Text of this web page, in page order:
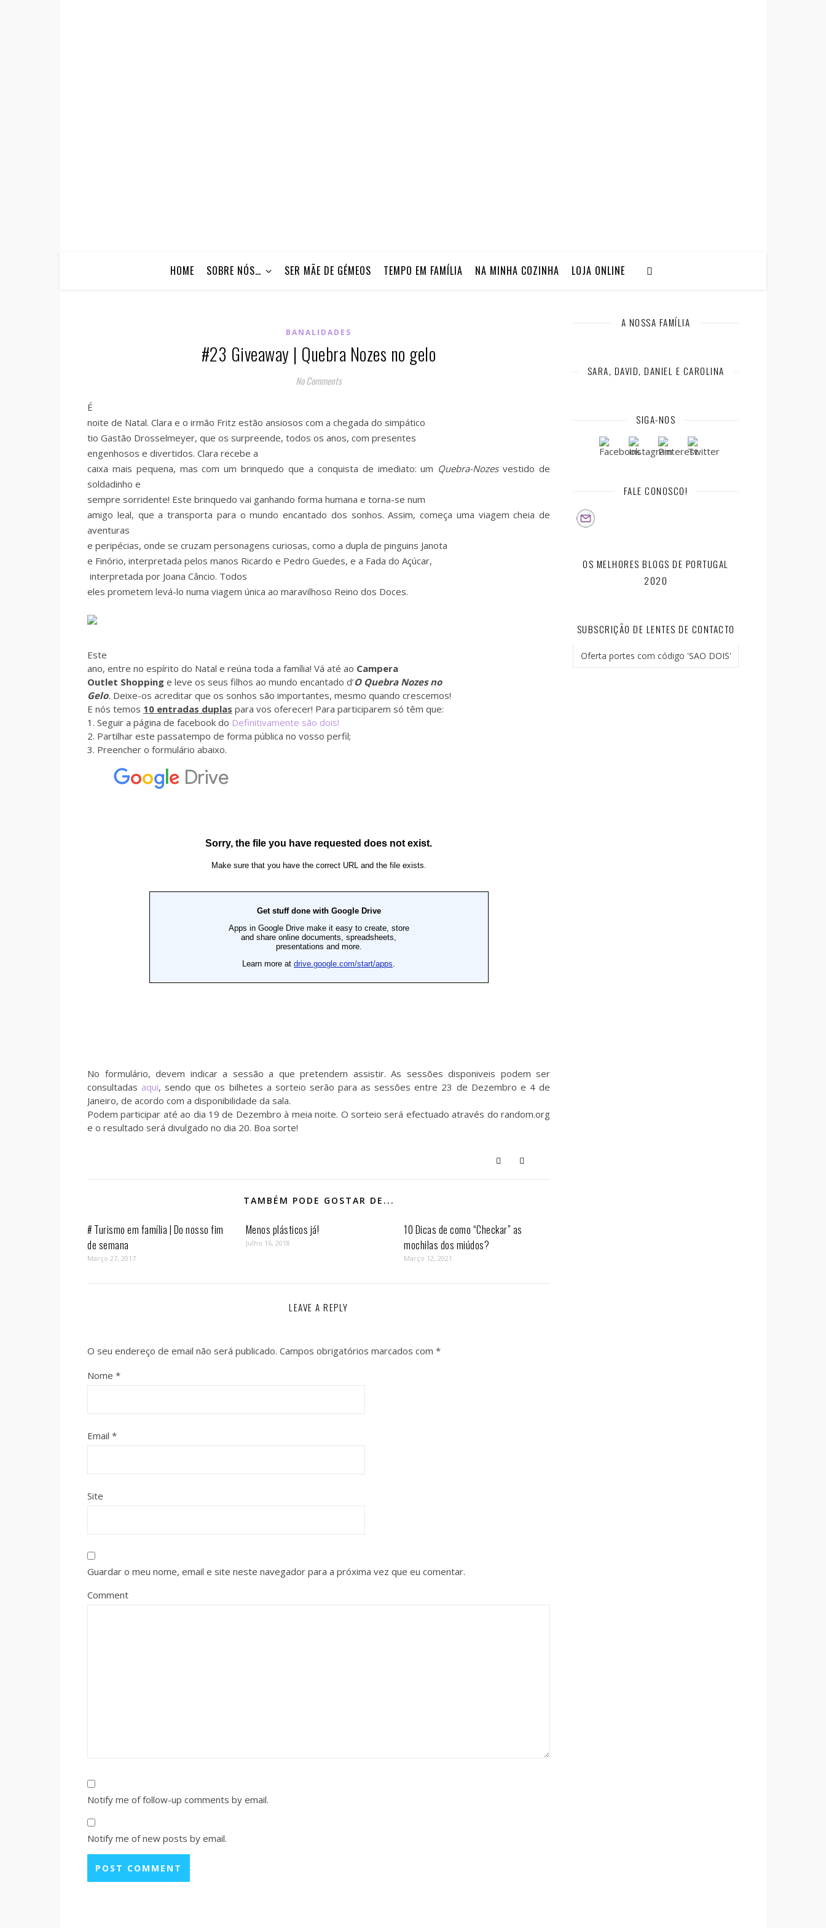
HOME SOBRE NÓS… SER MÃE DE GÉMEOS TEMPO EM FAMÍLIA NA MINHA COZINHA LOJA ONLINE
BANALIDADES
#23 Giveaway | Quebra Nozes no gelo
No Comments
É
noite de Natal. Clara e o irmão Fritz estão ansiosos com a chegada do simpático
tio Gastão Drosselmeyer, que os surpreende, todos os anos, com presentes
engenhosos e divertidos. Clara recebe a
caixa mais pequena, mas com um brinquedo que a conquista de imediato: um Quebra-Nozesvestido de
soldadinho e
sempre sorridente! Este brinquedo vai ganhando forma humana e torna-se num
amigo leal, que a transporta para o mundo encantado dos sonhos. Assim, começa uma viagem cheia de
aventuras
e peripécias, onde se cruzam personagens curiosas, como a dupla de pinguins Janota
e Finório, interpretada pelos manos Ricardo e Pedro Guedes, e a Fada do Açúcar,
interpretada por Joana Câncio. Todos
eles prometem levá-lo numa viagem única ao maravilhoso Reino dos Doces.
Este
ano, entre no espírito do Natal e reúna toda a família! Vá até ao Campera
Outlet Shopping e leve os seus filhos ao mundo encantado d’O Quebra Nozes no
Gelo. Deixe-os acreditar que os sonhos são importantes, mesmo quando crescemos!
E nós temos 10 entradas duplas para vos oferecer! Para participarem só têm que:
1. Seguir a página de facebook do Definitivamente são dois!
2. Partilhar este passatempo de forma pública no vosso perfil;
3. Preencher o formulário abaixo.
No formulário, devem indicar a sessão a que pretendem assistir. As sessões disponiveis podem ser
consultadas aqui, sendo que os bilhetes a sorteio serão para as sessões entre 23 de Dezembro e 4 de
Janeiro, de acordo com a disponibilidade da sala.
Podem participar até ao dia 19 de Dezembro à meia noite. O sorteio será efectuado através do random.org
e o resultado será divulgado no dia 20. Boa sorte!
TAMBÉM PODE GOSTAR DE...
# Turismo em família | Do nosso fim
de semana
Março 27, 2017
Menos plásticos já!
Julho 16, 2018
10 Dicas de como “Checkar” as
mochilas dos miúdos?
Março 12, 2021
LEAVE A REPLY
O seu endereço de email não será publicado. Campos obrigatórios marcados com *
Nome *
Email *
Site
Guardar o meu nome, email e site neste navegador para a próxima vez que eu comentar.
Comment
Notify me of follow-up comments by email.
Notify me of new posts by email.
A NOSSA FAMÍLIA
SARA, DAVID, DANIEL E CAROLINA
SIGA-NOS
FALE CONOSCO!
OS MELHORES BLOGS DE PORTUGAL
2020
SUBSCRIÇÃO DE LENTES DE CONTACTO
Oferta portes com código 'SAO DOIS'